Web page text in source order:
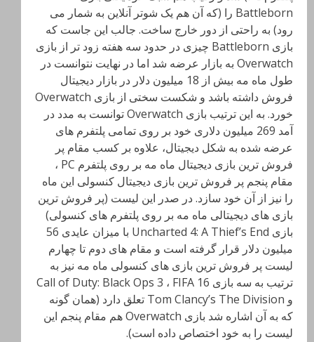
Battleborn را (که آن هم یک شوتر آنلاین به شمار می
رود) به راحتی از دور خارج ساخت. جالب این جاست که
بازی Battleborn
چیزی در حدود سه هفته زود تر از بازی
Overwatch به بازار عرضه شد اما در نهایت نتوانست در
طول ماه مه بیش از 18 میلیون دلار در بازار دیجیتال
فروش داشته باشد و شکست سختی از بازی Overwatch
خورد. به این ترتیب بازی Overwatch توانست به مدد در
آمد 269 میلیون دلاری خود بر روی تمامی پلتفرم های
عرضه شده به شکل دیجیتال، علاوه بر کسب مقام پر
فروش ترین بازی دیجیتال ماه مه بر روی پلتفرم PC ،
مقام پنجم پر فروش ترین بازی دیجیتال کنسولی این ماه
را نیز از آن خود سازد. در صدر این لیست (پر فروش ترین
بازی های دیجیتالی ماه مه بر روی پلتفرم های کنسولی)
بازی Uncharted 4: A Thief’s End با میزان عایدی 56
میلیون دلار قرار گرفته است و مقام های دوم تا چهارم
لیست پر فروش ترین بازی های کنسولی ماه مه نیز به
ترتیب به سه بازی Call of Duty: Black Ops 3 ، FIFA 16
و Tom Clancy’s The Division تعلق دارد (همان گونه
که به آن اشاره شد بازی Overwatch هم مقام پنجم این
لیست را به خود اختصاص داده است).